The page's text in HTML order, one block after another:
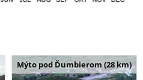
Mýto pod Ďumbierom (28 km)